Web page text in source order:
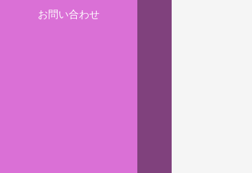
お問い合わせ